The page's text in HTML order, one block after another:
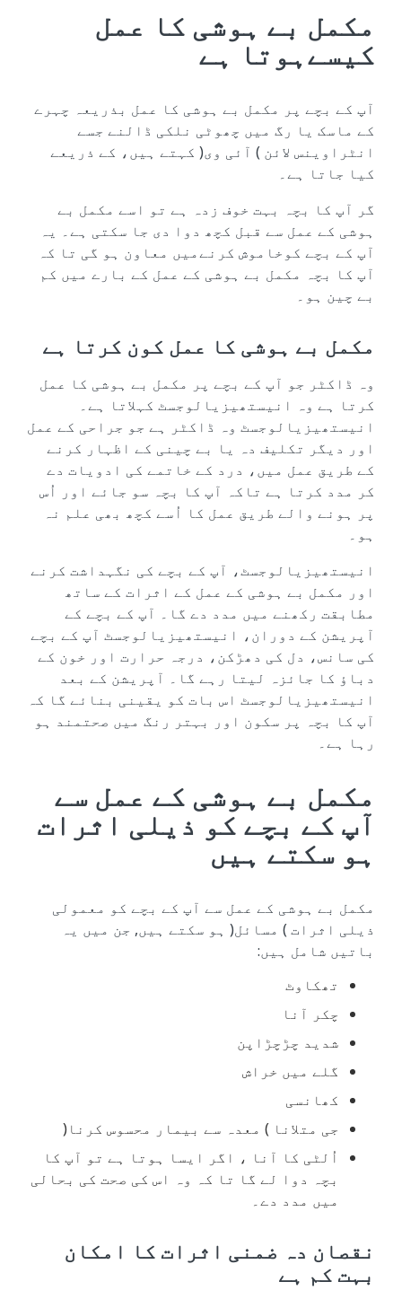
مکمل بے ہوشی کا عمل
کیسےہوتا ہے
آپ کے بچے پر مکمل بے ہوشی کا عمل بذریعہ چہرے
کے ماسک یا رگ میں چھوٹی نلکی ڈالنے جسے
انٹراوینس لائن ) آئی وی( کہتے ہیں، کے ذریعے
کیا جاتا ہے۔
گر آپ کا بچہ بہت خوف زدہ ہے تو اسے مکمل بے
ہوشی کے عمل سے قبل کچھ دوا دی جا سکتی ہے۔ یہ
آپ کے بچے کوخاموش کرنےمیں معاون ہو گی تا کہ
آپ کا بچہ مکمل بے ہوشی کے عمل کے بارے میں کم
بے چین ہو۔
مکمل بے ہوشی کا عمل کون کرتا ہے
وہ ڈاکٹر جو آپ کے بچے پر مکمل بے ہوشی کا عمل
کرتا ہے وہ انیستھیزیالوجسٹ کہلاتا ہے۔
انیستھیزیالوجسٹ وہ ڈاکٹر ہے جو جراحی کے عمل
اور دیگر تکلیف دہ یا بے چینی کے اظہار کرنے
کے طریق عمل میں، درد کے خاتمے کی ادویات دے
کر مدد کرتا ہے تاکہ آپ کا بچہ سو جائے اور اُس
پر ہونے والے طریق عمل کا اُسے کچھ بھی علم نہ
ہو۔
انیستھیزیالوجسٹ، آپ کے بچے کی نگہداشت کرنے
اور مکمل بے ہوشی کے عمل کے اثرات کے ساتھ
مطابقت رکھنے میں مدد دے گا۔ آپ کے بچے کے
آپریشن کے دوران، انیستھیزیالوجسٹ آپ کے بچے
کی سانس، دل کی دھڑکن، درجہ حرارت اور خون کے
دباؤ کا جائزہ لیتا رہے گا۔ آپریشن کے بعد
انیستھیزیالوجسٹ اس بات کو یقینی بنائے گا کہ
آپ کا بچہ پر سکون اور بہتر رنگ میں صحتمند ہو
رہا ہے۔
مکمل بے ہوشی کے عمل سے
آپ کے بچے کو ذیلی اثرات
ہو سکتے ہیں
مکمل بے ہوشی کے عمل سے آپ کے بچے کو معمولی
ذیلی اثرات ) مسائل( ہو سکتے ہیں, جن میں یہ
باتیں شامل ہیں:
تھکاوٹ
چکر آنا
شدید چڑچڑاپن
گلے میں خراش
کھانسی
جی متلانا ) معدہ سے بیمار محسوس کرنا(
اُلٹی کا آنا ، اگر ایسا ہوتا ہے تو آپ کا
بچہ دوا لے گا تا کہ وہ اس کی صحت کی بحالی
میں مدد دے۔
نقصان دہ ضمنی اثرات کا امکان
بہت کم ہے